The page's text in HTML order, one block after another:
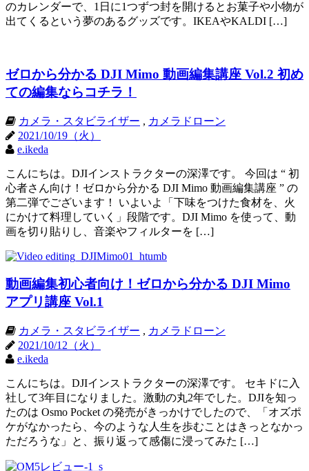
のカレンダーで、1日に1つずつ封を開けるとお菓子や小物が
出てくるという夢のあるグッズです。IKEAやKALDI […]
ゼロから分かる DJI Mimo 動画編集講座 Vol.2 初め
ての編集ならコチラ！
カメラ・スタビライザー , カメラドローン
2021/10/19（火）
e.ikeda
こんにちは。DJIインストラクターの深澤です。 今回は “ 初
心者さん向け！ゼロから分かる DJI Mimo 動画編集講座 ” の
第二弾でございます！ いよいよ「下味をつけた食材を、火
にかけて料理していく」段階です。DJI Mimo を使って、動
画を切り貼りし、音楽やフィルターを […]
動画編集初心者向け！ゼロから分かる DJI Mimo
アプリ講座 Vol.1
カメラ・スタビライザー , カメラドローン
2021/10/12（火）
e.ikeda
こんにちは。DJIインストラクターの深澤です。 セキドに入
社して3年目になりました。激動の丸2年でした。DJIを知っ
たのは Osmo Pocket の発売がきっかけでしたので、「オズポ
ケがなかったら、今のような人生を歩むことはきっとなかっ
ただろうな」と、振り返って感傷に浸ってみた […]